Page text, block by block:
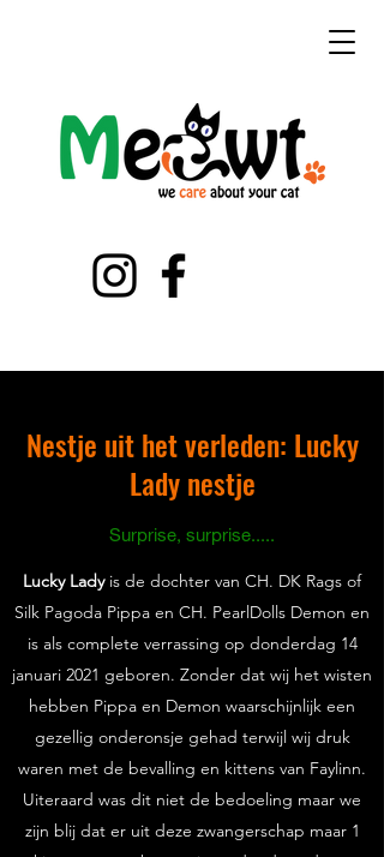
Nestje uit het verleden: Lucky
Lady nestje
Surprise, surprise.....
Lucky Ladyis de dochter van CH. DK Rags of
Silk Pagoda Pippa en CH. PearlDolls Demon en
is als complete verrassing op donderdag 14
januari 2021 geboren. Zonder dat wij het wisten
hebben Pippa en Demon waarschijnlijk een
gezellig onderonsje gehad terwijl wij druk
waren met de bevalling en kittens van Faylinn.
Uiteraard was dit niet de bedoeling maar we
zijn blij dat er uit deze zwangerschap maar 1